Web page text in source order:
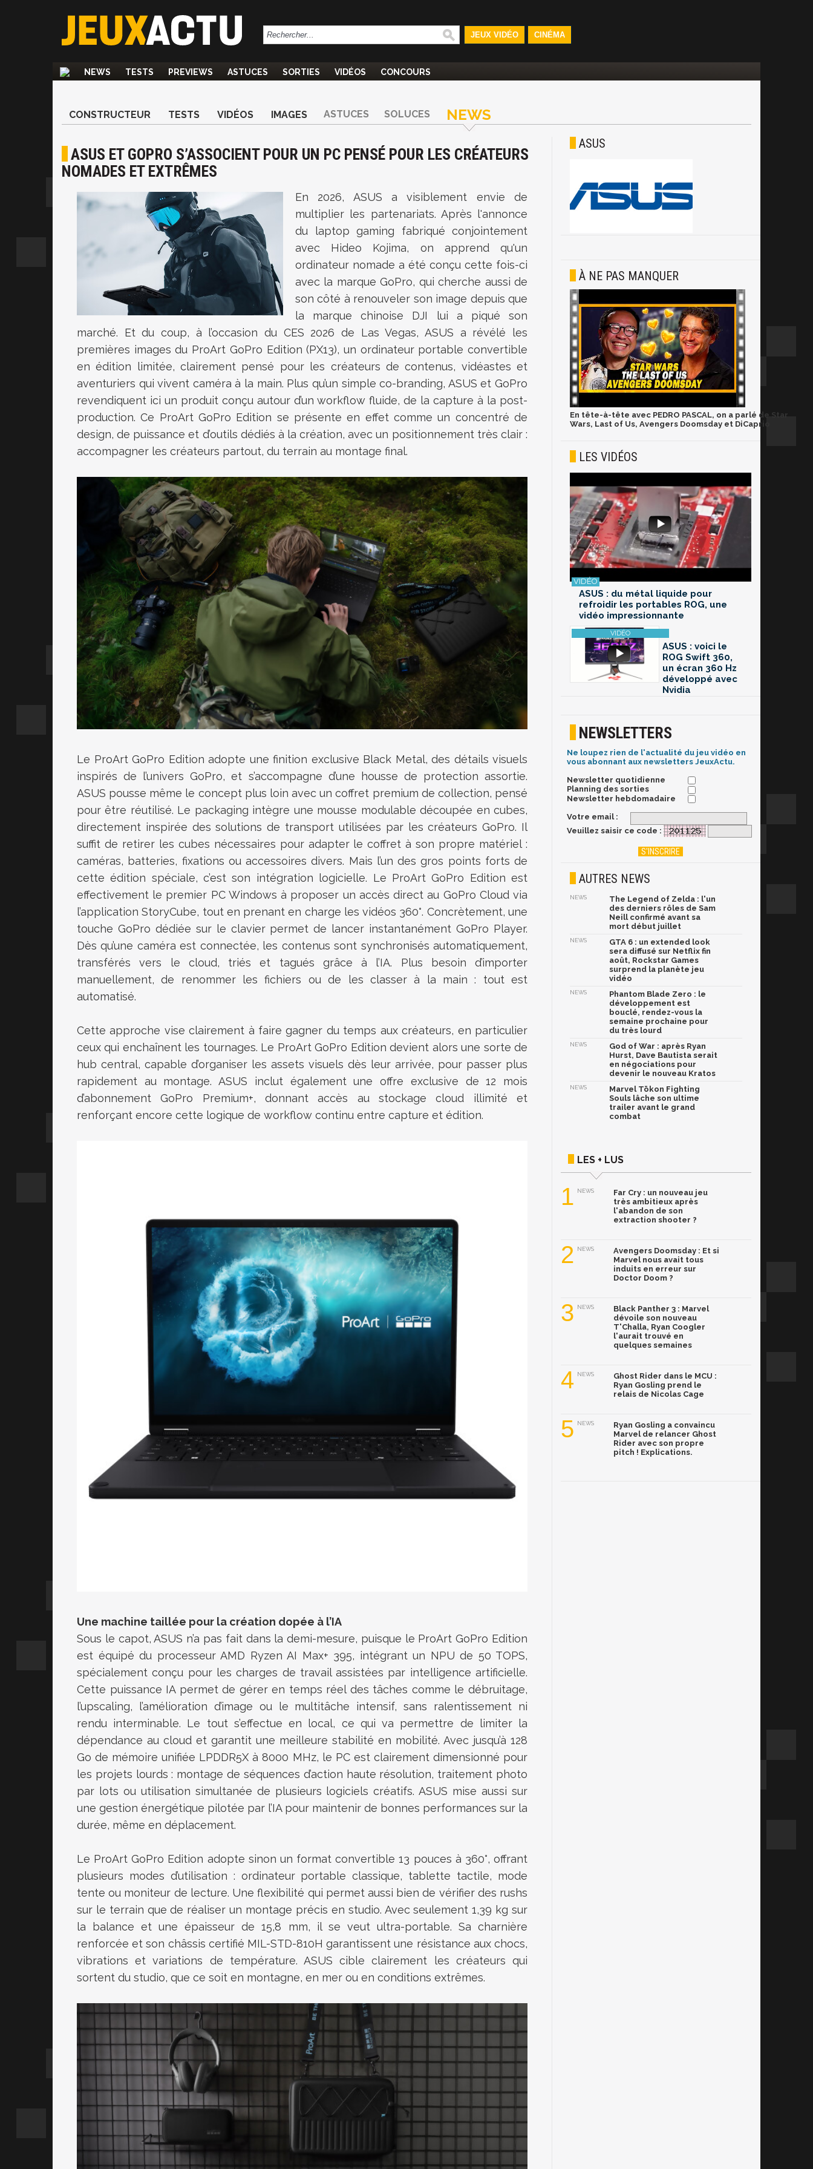
JEUX VIDÉO CINÉMA
NEWS TESTS PREVIEWS ASTUCES SORTIES VIDÉOS CONCOURS
CONSTRUCTEUR TESTS VIDÉOS IMAGES ASTUCES SOLUCES NEWS
ASUS ET GOPRO S’ASSOCIENT POUR UN PC PENSÉ POUR LES CRÉATEURS
NOMADES ET EXTRÊMES
En 2026, ASUS a visiblement envie de
multiplier les partenariats. Après l'annonce
du laptop gaming fabriqué conjointement
avec Hideo Kojima, on apprend qu'un
ordinateur nomade a été conçu cette fois-ci
avec la marque GoPro, qui cherche aussi de
son côté à renouveler son image depuis que
la marque chinoise DJI lui a piqué son
marché. Et du coup, à l’occasion du CES 2026 de Las Vegas, ASUS a révélé les
premières images du ProArt GoPro Edition (PX13), un ordinateur portable convertible
en édition limitée, clairement pensé pour les créateurs de contenus, vidéastes et
aventuriers qui vivent caméra à la main. Plus qu’un simple co-branding, ASUS et GoPro
revendiquent ici un produit conçu autour d’un workflow fluide, de la capture à la post-
production. Ce ProArt GoPro Edition se présente en effet comme un concentré de
design, de puissance et d’outils dédiés à la création, avec un positionnement très clair :
accompagner les créateurs partout, du terrain au montage final.
Le ProArt GoPro Edition adopte une finition exclusive Black Metal, des détails visuels
inspirés de l’univers GoPro, et s’accompagne d’une housse de protection assortie.
ASUS pousse même le concept plus loin avec un coffret premium de collection, pensé
pour être réutilisé. Le packaging intègre une mousse modulable découpée en cubes,
directement inspirée des solutions de transport utilisées par les créateurs GoPro. Il
suffit de retirer les cubes nécessaires pour adapter le coffret à son propre matériel :
caméras, batteries, fixations ou accessoires divers. Mais l’un des gros points forts de
cette édition spéciale, c’est son intégration logicielle. Le ProArt GoPro Edition est
effectivement le premier PC Windows à proposer un accès direct au GoPro Cloud via
l’application StoryCube, tout en prenant en charge les vidéos 360°. Concrètement, une
touche GoPro dédiée sur le clavier permet de lancer instantanément GoPro Player.
Dès qu’une caméra est connectée, les contenus sont synchronisés automatiquement,
transférés vers le cloud, triés et tagués grâce à l’IA. Plus besoin d’importer
manuellement, de renommer les fichiers ou de les classer à la main : tout est
automatisé.
Cette approche vise clairement à faire gagner du temps aux créateurs, en particulier
ceux qui enchaînent les tournages. Le ProArt GoPro Edition devient alors une sorte de
hub central, capable d’organiser les assets visuels dès leur arrivée, pour passer plus
rapidement au montage. ASUS inclut également une offre exclusive de 12 mois
d’abonnement GoPro Premium+, donnant accès au stockage cloud illimité et
renforçant encore cette logique de workflow continu entre capture et édition.
Une machine taillée pour la création dopée à l’IA
Sous le capot, ASUS n’a pas fait dans la demi-mesure, puisque le ProArt GoPro Edition
est équipé du processeur AMD Ryzen AI Max+ 395, intégrant un NPU de 50 TOPS,
spécialement conçu pour les charges de travail assistées par intelligence artificielle.
Cette puissance IA permet de gérer en temps réel des tâches comme le débruitage,
l’upscaling, l’amélioration d’image ou le multitâche intensif, sans ralentissement ni
rendu interminable. Le tout s’effectue en local, ce qui va permettre de limiter la
dépendance au cloud et garantit une meilleure stabilité en mobilité. Avec jusqu’à 128
Go de mémoire unifiée LPDDR5X à 8000 MHz, le PC est clairement dimensionné pour
les projets lourds : montage de séquences d’action haute résolution, traitement photo
par lots ou utilisation simultanée de plusieurs logiciels créatifs. ASUS mise aussi sur
une gestion énergétique pilotée par l’IA pour maintenir de bonnes performances sur la
durée, même en déplacement.
Le ProArt GoPro Edition adopte sinon un format convertible 13 pouces à 360°, offrant
plusieurs modes d’utilisation : ordinateur portable classique, tablette tactile, mode
tente ou moniteur de lecture. Une flexibilité qui permet aussi bien de vérifier des rushs
sur le terrain que de réaliser un montage précis en studio. Avec seulement 1,39 kg sur
la balance et une épaisseur de 15,8 mm, il se veut ultra-portable. Sa charnière
renforcée et son châssis certifié MIL-STD-810H garantissent une résistance aux chocs,
vibrations et variations de température. ASUS cible clairement les créateurs qui
sortent du studio, que ce soit en montagne, en mer ou en conditions extrêmes.
ASUS
À NE PAS MANQUER
En tête-à-tête avec PEDRO PASCAL, on a parlé de Star
Wars, Last of Us, Avengers Doomsday et DiCaprio
LES VIDÉOS
ASUS : du métal liquide pour
refroidir les portables ROG, une
vidéo impressionnante
ASUS : voici le
ROG Swift 360,
un écran 360 Hz
développé avec
Nvidia
NEWSLETTERS
Ne loupez rien de l'actualité du jeu vidéo en
vous abonnant aux newsletters JeuxActu.
Newsletter quotidienne
Planning des sorties
Newsletter hebdomadaire
Votre email :
Veuillez saisir ce code :
AUTRES NEWS
NEWS
The Legend of Zelda : l'un
des derniers rôles de Sam
Neill confirmé avant sa
mort début juillet
NEWS
GTA 6 : un extended look
sera diffusé sur Netflix fin
août, Rockstar Games
surprend la planète jeu
vidéo
NEWS
Phantom Blade Zero : le
développement est
bouclé, rendez-vous la
semaine prochaine pour
du très lourd
NEWS
God of War : après Ryan
Hurst, Dave Bautista serait
en négociations pour
devenir le nouveau Kratos
NEWS
Marvel Tōkon Fighting
Souls lâche son ultime
trailer avant le grand
combat
LES + LUS
1 NEWS
Far Cry : un nouveau jeu
très ambitieux après
l'abandon de son
extraction shooter ?
2 NEWS
Avengers Doomsday : Et si
Marvel nous avait tous
induits en erreur sur
Doctor Doom ?
3 NEWS
Black Panther 3 : Marvel
dévoile son nouveau
T'Challa, Ryan Coogler
l'aurait trouvé en
quelques semaines
4 NEWS
Ghost Rider dans le MCU :
Ryan Gosling prend le
relais de Nicolas Cage
5 NEWS
Ryan Gosling a convaincu
Marvel de relancer Ghost
Rider avec son propre
pitch ! Explications.